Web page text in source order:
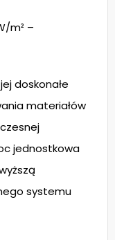
m² –
doskonałe
materiałów
jednostkowa
systemu